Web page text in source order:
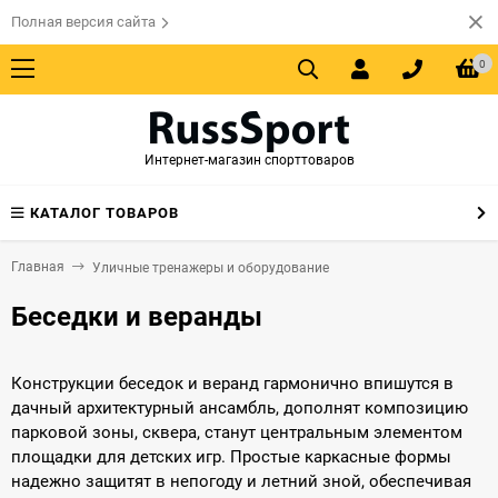
Полная версия сайта
0
Интернет-магазин спорттоваров
КАТАЛОГ ТОВАРОВ
Главная Уличные тренажеры и оборудование
Беседки и веранды
Конструкции беседок и веранд гармонично впишутся в
дачный архитектурный ансамбль, дополнят композицию
парковой зоны, сквера, станут центральным элементом
площадки для детских игр. Простые каркасные формы
надежно защитят в непогоду и летний зной, обеспечивая